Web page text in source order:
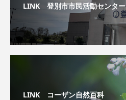
LINK 登別市市民活動センター
LINK コーザン自然百科